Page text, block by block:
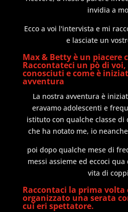
invidia a
Ecco a voi l'intervista e mi
e lasciate un
Max & Betty è un piacere
Raccontateci un pò di
conosciuti e come è
avventura
La nostra avventura è
eravamo adolescenti e
istituto con qualche classe di
che ha notato me, io
poi dopo qualche mese di
messi assieme ed eccoci
vita di
Raccontaci la prima volta
organizzato una serata
cui eri spettatore.